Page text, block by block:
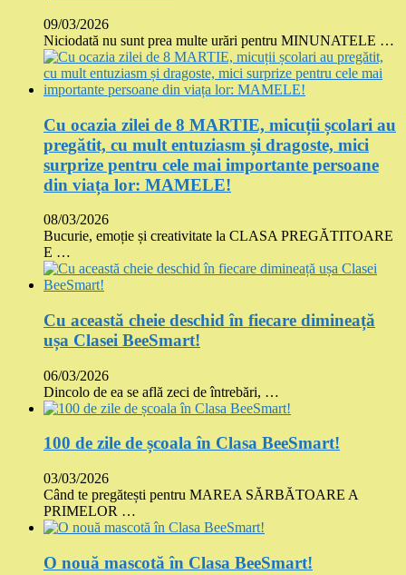
09/03/2026
Niciodată nu sunt prea multe urări pentru MINUNATELE …
Cu ocazia zilei de 8 MARTIE, micuții școlari au
pregătit, cu mult entuziasm și dragoste, mici
surprize pentru cele mai importante persoane
din viața lor: MAMELE!
08/03/2026
Bucurie, emoție și creativitate la CLASA PREGĂTITOARE
E …
Cu această cheie deschid în fiecare dimineață
ușa Clasei BeeSmart!
06/03/2026
Dincolo de ea se află zeci de întrebări, …
100 de zile de școala în Clasa BeeSmart!
03/03/2026
Când te pregătești pentru MAREA SĂRBĂTOARE A
PRIMELOR …
O nouă mascotă în Clasa BeeSmart!